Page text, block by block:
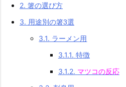
2. 箸の選び方
3. 用途別の箸3選
3.1. ラーメン用
3.1.1. 特徴
3.1.2. マツコの反応